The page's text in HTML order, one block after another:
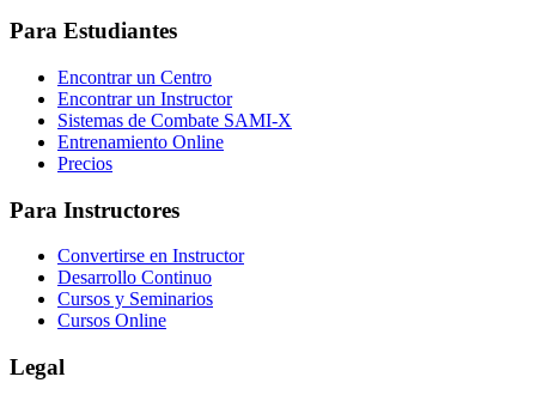
Para Estudiantes
Encontrar un Centro
Encontrar un Instructor
Sistemas de Combate SAMI-X
Entrenamiento Online
Precios
Para Instructores
Convertirse en Instructor
Desarrollo Continuo
Cursos y Seminarios
Cursos Online
Legal